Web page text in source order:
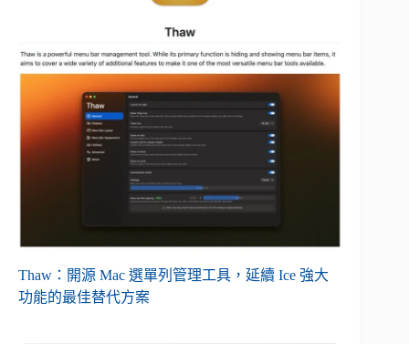
Thaw：開源 Mac 選單列管理工具，延續 Ice 強大
功能的最佳替代方案